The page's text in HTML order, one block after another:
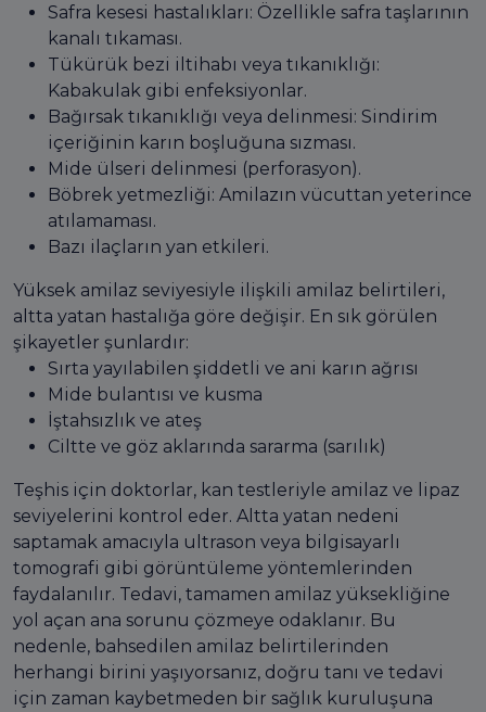
Safra kesesi hastalıkları: Özellikle safra taşlarının
kanalı tıkaması.
Tükürük bezi iltihabı veya tıkanıklığı:
Kabakulak gibi enfeksiyonlar.
Bağırsak tıkanıklığı veya delinmesi: Sindirim
içeriğinin karın boşluğuna sızması.
Mide ülseri delinmesi (perforasyon).
Böbrek yetmezliği: Amilazın vücuttan yeterince
atılamaması.
Bazı ilaçların yan etkileri.
Yüksek amilaz seviyesiyle ilişkili amilaz belirtileri,
altta yatan hastalığa göre değişir. En sık görülen
şikayetler şunlardır:
Sırta yayılabilen şiddetli ve ani karın ağrısı
Mide bulantısı ve kusma
İştahsızlık ve ateş
Ciltte ve göz aklarında sararma (sarılık)
Teşhis için doktorlar, kan testleriyle amilaz ve lipaz
seviyelerini kontrol eder. Altta yatan nedeni
saptamak amacıyla ultrason veya bilgisayarlı
tomografi gibi görüntüleme yöntemlerinden
faydalanılır. Tedavi, tamamen amilaz yüksekliğine
yol açan ana sorunu çözmeye odaklanır. Bu
nedenle, bahsedilen amilaz belirtilerinden
herhangi birini yaşıyorsanız, doğru tanı ve tedavi
için zaman kaybetmeden bir sağlık kuruluşuna